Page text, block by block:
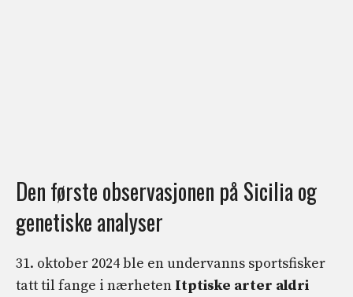
Den første observasjonen på Sicilia og
genetiske analyser
31. oktober 2024 ble en undervanns sportsfisker
tatt til fange i nærheten Itptiske arter aldri